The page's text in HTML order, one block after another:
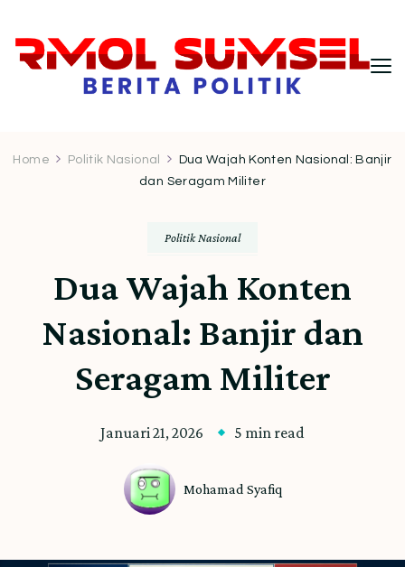
Indonesia untuk Pembaca Kritis
Home Politik Nasional
Dua Wajah Konten Nasional: Banjir
dan Seragam Militer
Politik Nasional
Dua Wajah Konten
Nasional: Banjir dan
Seragam Militer
Januari 21, 2026 5 min read
Mohamad Syafiq